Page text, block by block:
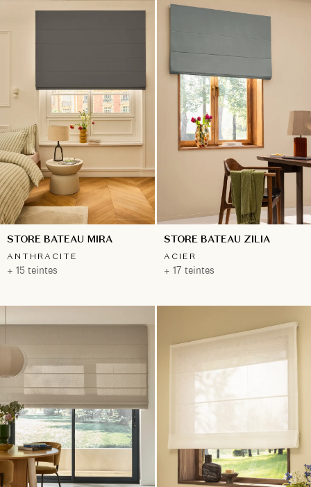
STORE BATEAU MIRA
ANTHRACITE
+ 15 teintes
STORE BATEAU ZILIA
ACIER
+ 17 teintes